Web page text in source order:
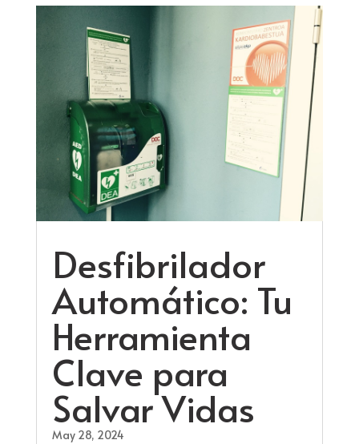
Desfibrilador
Automático: Tu
Herramienta
Clave para
Salvar Vidas
May 28, 2024